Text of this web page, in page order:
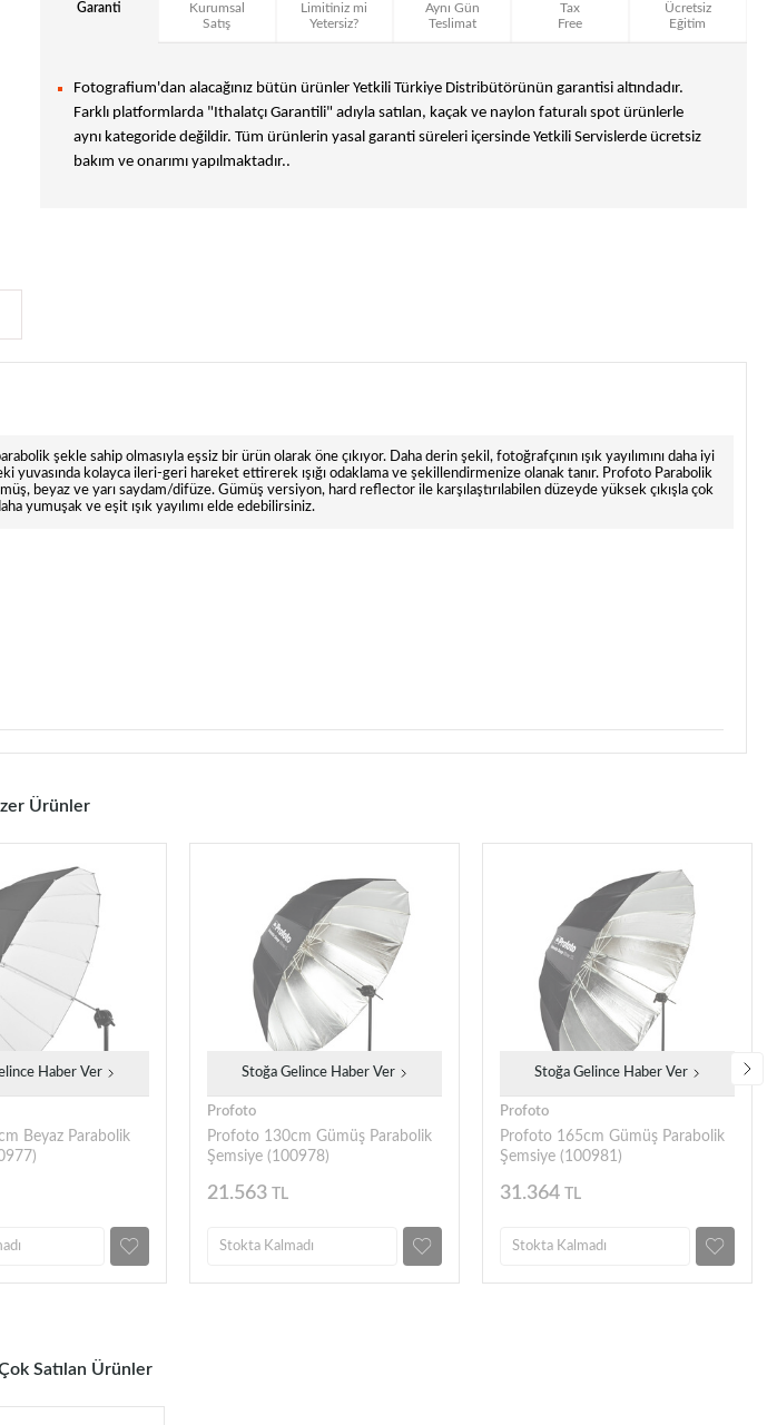
Garanti
Kurumsal
Satış
Limitiniz mi
Yetersiz?
Aynı Gün
Teslimat
Tax
Free
Ücretsiz
Eğitim
Fotografium'dan alacağınız bütün ürünler Yetkili Türkiye Distribütörünün garantisi altındadır.
Farklı platformlarda "Ithalatçı Garantili" adıyla satılan, kaçak ve naylon faturalı spot ürünlerle
aynı kategoride değildir. Tüm ürünlerin yasal garanti süreleri içersinde Yetkili Servislerde ücretsiz
bakım ve onarımı yapılmaktadır..
şekle sahip olmasıyla eşsiz bir ürün olarak öne çıkıyor. Daha derin şekil, fotoğrafçının ışık yayılımını daha iyi
yuvasında kolayca ileri-geri hareket ettirerek ışığı odaklama ve şekillendirmenize olanak tanır. Profoto Parabolik
beyaz ve yarı saydam/difüze. Gümüş versiyon, hard reflector ile karşılaştırılabilen düzeyde yüksek çıkışla çok
yumuşak ve eşit ışık yayılımı elde edebilirsiniz.
Ürünler
Haber Ver
Beyaz Parabolik
Stoğa Gelince Haber Ver
Profoto
Profoto 130cm Gümüş Parabolik
Şemsiye (100978)
21.563 TL
Stokta Kalmadı
Stoğa Gelince Haber Ver
Profoto
Profoto 165cm Gümüş Parabolik
Şemsiye (100981)
31.364 TL
Stokta Kalmadı
Satılan Ürünler